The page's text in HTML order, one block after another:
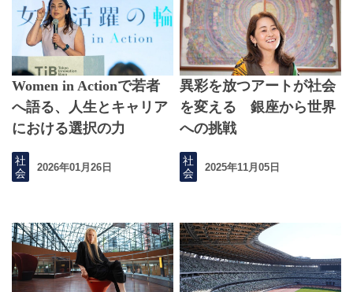
Women in Actionで若者
へ語る、人生とキャリア
における選択の力
社
会
2026年01月26日
異彩を放つアートが社会
を変える 銀座から世界
への挑戦
社
会
2025年11月05日